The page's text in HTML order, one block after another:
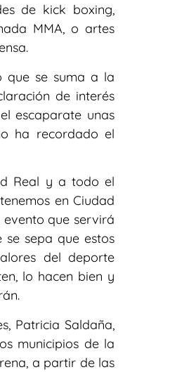
de kick boxing,
MMA, o artes
que se suma a la
de interés
escaparate unas
ha recordado el
Real y a todo el
en Ciudad
que servirá
sepa que estos
del deporte
lo hacen bien y
Patricia Saldaña,
municipios de la
a partir de las